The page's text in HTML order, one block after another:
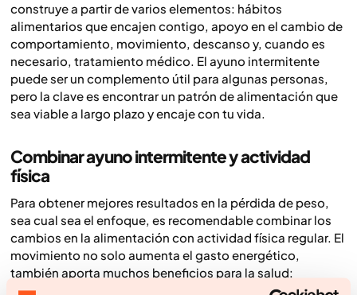
construye a partir de varios elementos: hábitos
alimentarios que encajen contigo, apoyo en el cambio de
comportamiento, movimiento, descanso y, cuando es
necesario, tratamiento médico. El ayuno intermitente
puede ser un complemento útil para algunas personas,
pero la clave es encontrar un patrón de alimentación que
sea viable a largo plazo y encaje con tu vida.
Combinar ayuno intermitente y actividad
física
Para obtener mejores resultados en la pérdida de peso,
sea cual sea el enfoque, es recomendable combinar los
cambios en la alimentación con actividad física regular. El
movimiento no solo aumenta el gasto energético,
también aporta muchos beneficios para la salud:
fortalece el corazón, ayuda a mantener la masa muscular